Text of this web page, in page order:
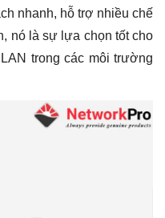
nhanh, hỗ trợ nhiều chế
nó là sự lựa chọn tốt cho
trong các môi trường